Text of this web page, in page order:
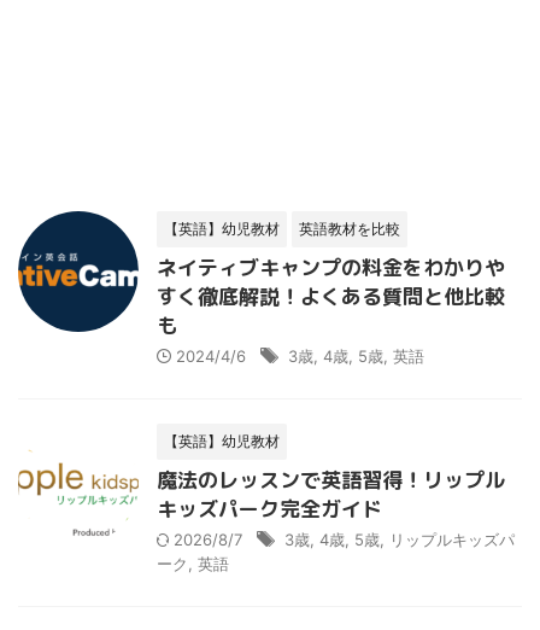
【英語】幼児教材 英語教材を比較
ネイティブキャンプの料金をわかりや
すく徹底解説！よくある質問と他比較
も
2024/4/6 3歳 4歳 5歳 英語
【英語】幼児教材
魔法のレッスンで英語習得！リップル
キッズパーク完全ガイド
2026/8/7 3歳 4歳 5歳
リップルキッズパ
ーク
英語